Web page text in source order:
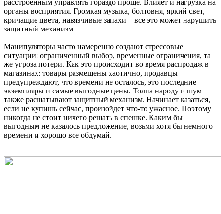
расстроенным управлять гораздо проще. Влияет и нагрузка на
органы восприятия. Громкая музыка, болтовня, яркий свет,
кричащие цвета, навязчивые запахи – все это может нарушить
защитный механизм.
Манипуляторы часто намеренно создают стрессовые
ситуации: ограниченный выбор, временные ограничения, та
же угроза потери. Как это происходит во время распродаж в
магазинах: товары размещены хаотично, продавцы
предупреждают, что времени не осталось, это последние
экземпляры и самые выгодные цены. Толпа народу и шум
также расшатывают защитный механизм. Начинает казаться,
если не купишь сейчас, произойдет что-то ужасное. Поэтому
никогда не стоит ничего решать в спешке. Каким бы
выгодным не казалось предложение, возьми хотя бы немного
времени и хорошо все обдумай.